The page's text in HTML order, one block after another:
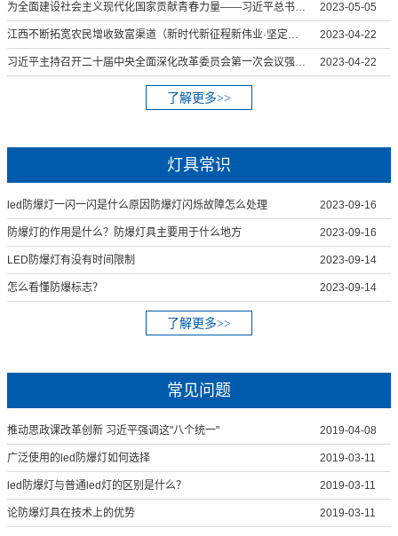
2023-05-05
为全面建设社会主义现代化国家贡献青春力量——习近平总书记给中国农业大学科技小院的学生回信引起强烈反响
2023-04-22
江西不断拓宽农民增收致富渠道（新时代新征程新伟业·坚定不移推动高质量发展）
2023-04-22
习近平主持召开二十届中央全面深化改革委员会第一次会议强调 守正创新真抓实干 在新征程上谱写改革开放新篇章
了解更多>>
灯具常识
2023-09-16
led防爆灯一闪一闪是什么原因防爆灯闪烁故障怎么处理
2023-09-16
防爆灯的作用是什么？防爆灯具主要用于什么地方
2023-09-14
LED防爆灯有没有时间限制
2023-09-14
怎么看懂防爆标志？
了解更多>>
常见问题
2019-04-08
推动思政课改革创新 习近平强调这"八个统一"
2019-03-11
广泛使用的led防爆灯如何选择
2019-03-11
led防爆灯与普通led灯的区别是什么？
2019-03-11
论防爆灯具在技术上的优势